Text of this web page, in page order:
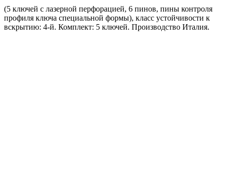
(5 ключей с лазерной перфорацией, 6 пинов, пины контроля
профиля ключа специальной формы), класс устойчивости к
вскрытию: 4-й. Комплект: 5 ключей. Производство Италия.